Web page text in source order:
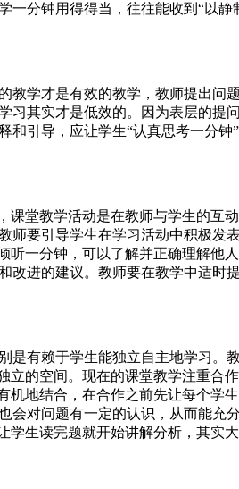
分钟用得得当，往往能收到“以
学才是有效的教学，教师提出问
其实才是低效的。因为表层的提
引导，应让学生“认真思考一分
堂教学活动是在教师与学生的互
要引导学生在学习活动中积极发
一分钟，可以了解并正确理解他
进的建议。教师要在教学中适时
有赖于学生能独立自主地学习。
的空间。现在的课堂教学注重合
地结合，在合作之前先让每个学
对问题有一定的认识，从而能充
生读完题就开始讲解分析，其实